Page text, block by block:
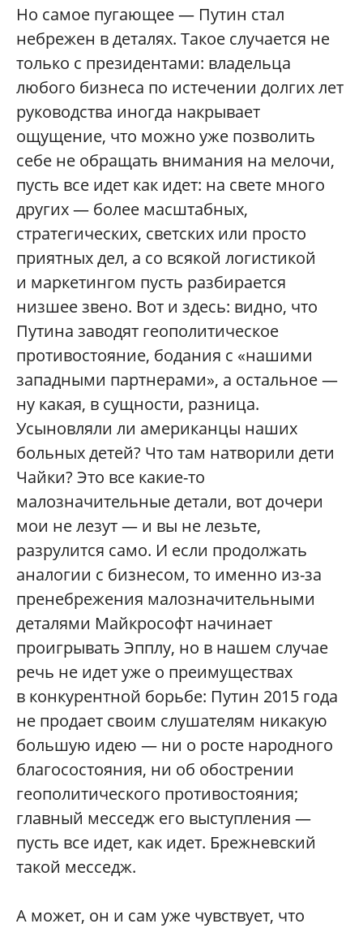
Но самое пугающее — Путин стал
небрежен в деталях. Такое случается не
только с президентами: владельца
любого бизнеса по истечении долгих лет
руководства иногда накрывает
ощущение, что можно уже позволить
себе не обращать внимания на мелочи,
пусть все идет как идет: на свете много
других — более масштабных,
стратегических, светских или просто
приятных дел, а со всякой логистикой
и маркетингом пусть разбирается
низшее звено. Вот и здесь: видно, что
Путина заводят геополитическое
противостояние, бодания с «нашими
западными партнерами», а остальное —
ну какая, в сущности, разница.
Усыновляли ли американцы наших
больных детей? Что там натворили дети
Чайки? Это все какие-то
малозначительные детали, вот дочери
мои не лезут — и вы не лезьте,
разрулится само. И если продолжать
аналогии с бизнесом, то именно из-за
пренебрежения малозначительными
деталями Майкрософт начинает
проигрывать Эпплу, но в нашем случае
речь не идет уже о преимуществах
в конкурентной борьбе: Путин 2015 года
не продает своим слушателям никакую
большую идею — ни о росте народного
благосостояния, ни об обострении
геополитического противостояния;
главный месседж его выступления —
пусть все идет, как идет. Брежневский
такой месседж.
А может, он и сам уже чувствует, что